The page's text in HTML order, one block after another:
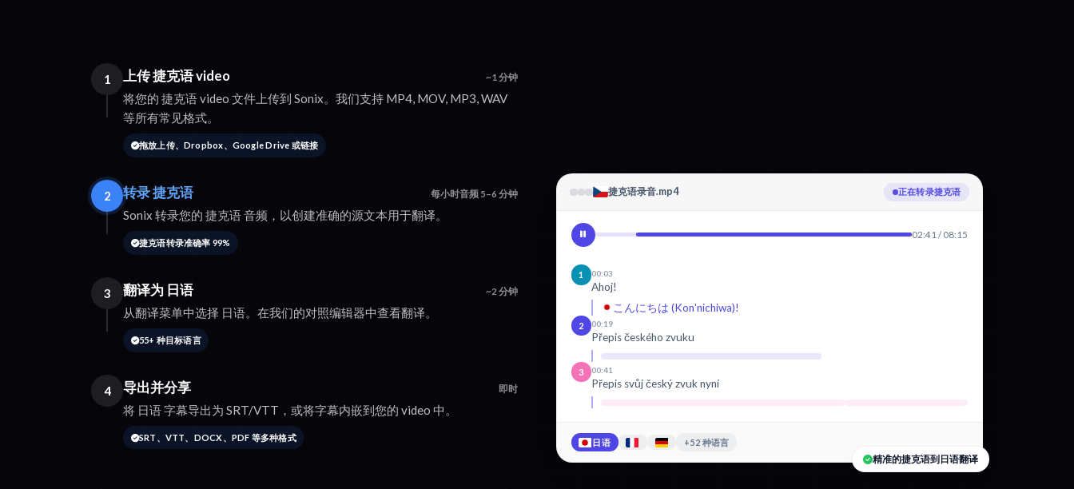
1 上传 捷克语 video ~1 分钟
将您的 捷克语 video 文件上传到 Sonix。我们支持 MP4, MOV, MP3, WAV
等所有常见格式。
拖放上传、Dropbox、Google Drive 或链接
2 转录 捷克语 每小时音频 5–6 分钟
Sonix 转录您的 捷克语 音频，以创建准确的源文本用于翻译。
捷克语转录准确率 99%
3 翻译为 日语 ~2 分钟
从翻译菜单中选择 日语。在我们的对照编辑器中查看翻译。
55+ 种目标语言
4 导出并分享 即时
将 日语 字幕导出为 SRT/VTT，或将字幕内嵌到您的 video 中。
SRT、VTT、DOCX、PDF 等多种格式
捷克语录音.mp4 正在转录捷克语
02:41 / 08:15
1 00:03
Ahoj!
こんにちは (Kon'nichiwa)!
2 00:19
Přepis českého zvuku
3 00:41
Přepis svůj český zvuk nyní
日语 +52 种语言
精准的捷克语到日语翻译